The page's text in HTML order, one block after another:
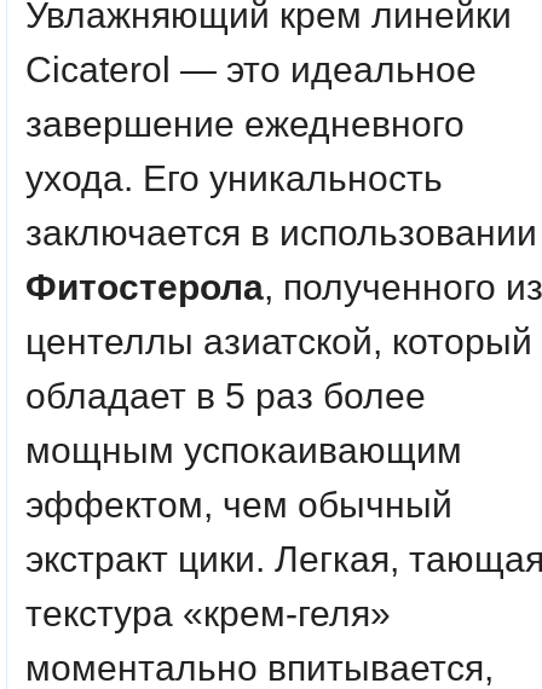
Увлажняющий крем линейки
Cicaterol — это идеальное
завершение ежедневного
ухода. Его уникальность
заключается в использовании
Фитостерола, полученного из
центеллы азиатской, который
обладает в 5 раз более
мощным успокаивающим
эффектом, чем обычный
экстракт цики. Легкая,
текстура «крем-геля»
моментально впитывается,